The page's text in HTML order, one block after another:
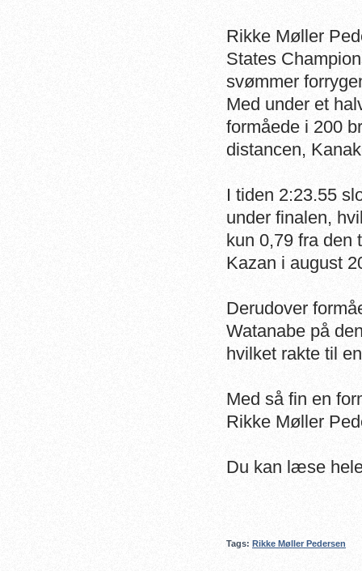
Rikke Møller
States
svømmer
Med under et
formåede i 200
distancen,
I tiden 2:23.55
under finalen,
kun 0,79 fra den
Kazan i august
Derudover
Watanabe på
hvilket rakte til
Med så fin en
Rikke Møller
Du kan læse
Tags: Rikke Møller Pedersen